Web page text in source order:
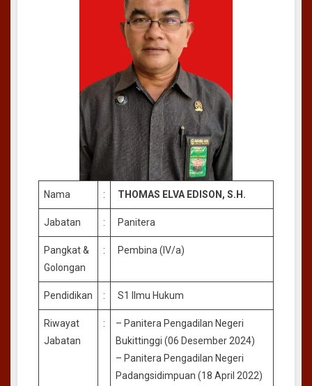
Nama : THOMAS ELVA EDISON, S.H.
Jabatan : Panitera
Pangkat &
Golongan
: Pembina (IV/a)
Pendidikan : S1 Ilmu Hukum
Riwayat
Jabatan
:
– Panitera Pengadilan Negeri
Bukittinggi (06 Desember 2024)
– Panitera Pengadilan Negeri
Padangsidimpuan (18 April 2022)